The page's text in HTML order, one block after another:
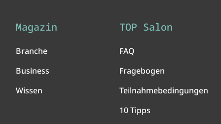
Magazin
Branche
Business
Wissen
TOP Salon
FAQ
Fragebogen
Teilnahmebedingungen
10 Tipps